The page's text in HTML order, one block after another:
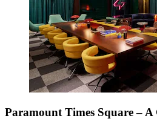
Paramount Times Square –